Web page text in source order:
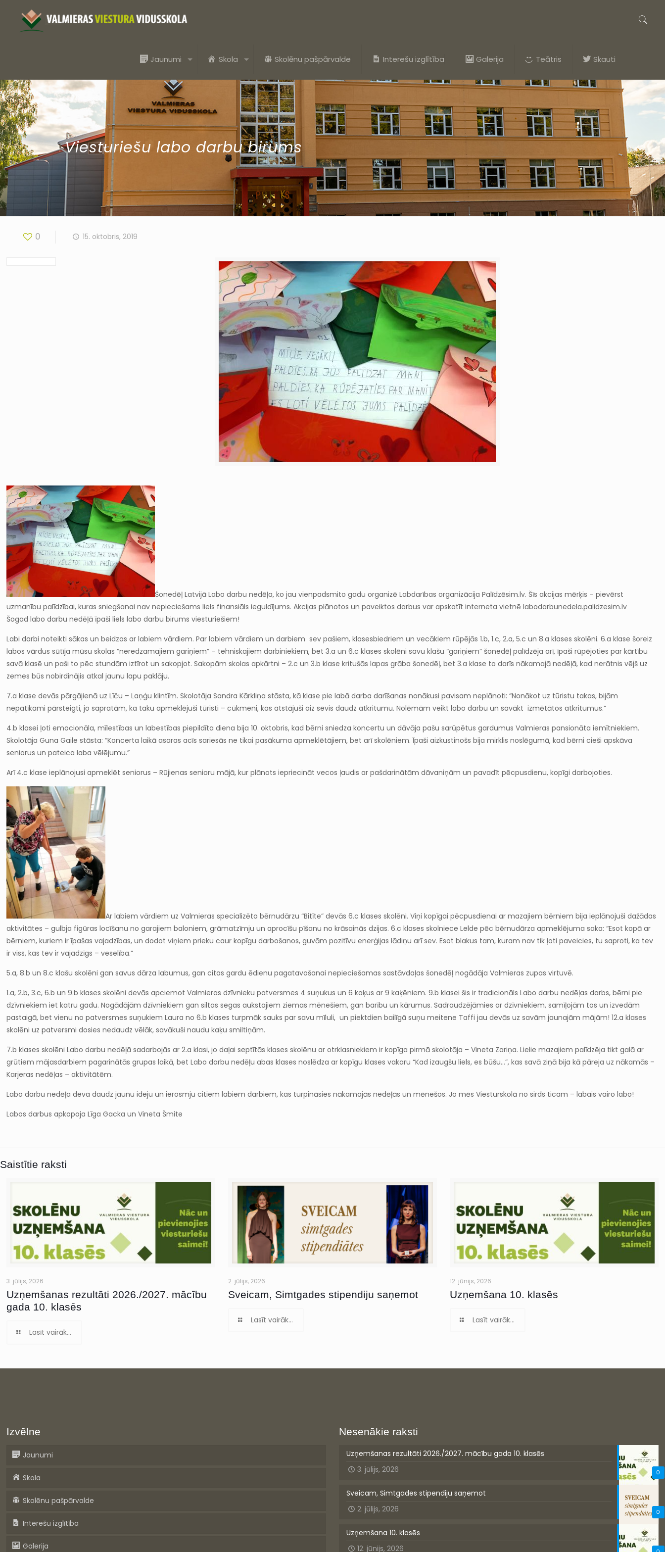
Jaunumi Skola Skolēnu pašpārvalde Interešu izglītība Galerija Teātris Skauti
Viesturiešu labo darbu birums
0 15. oktobris, 2019
Šonedēļ Latvijā Labo darbu nedēļa, ko jau vienpadsmito gadu organizē Labdarības organizācija Palīdzēsim.lv. Šīs akcijas mērķis – pievērst
uzmanību palīdzībai, kuras sniegšanai nav nepieciešams liels finansiāls ieguldījums. Akcijas plānotos un paveiktos darbus var apskatīt interneta vietnē labodarbunedela.palidzesim.lv
Šogad labo darbu nedēļā īpaši liels labo darbu birums viesturiešiem!
Labi darbi noteikti sākas un beidzas ar labiem vārdiem. Par labiem vārdiem un darbiem sev pašiem, klasesbiedriem un vecākiem rūpējās 1.b, 1.c, 2.a, 5.c un 8.a klases skolēni. 6.a klase šoreiz
labos vārdus sūtīja mūsu skolas “neredzamajiem gariņiem” – tehniskajiem darbiniekiem, bet 3.a un 6.c klases skolēni savu klašu “gariņiem” šonedēļ palīdzēja arī, īpaši rūpējoties par kārtību
savā klasē un paši to pēc stundām iztīrot un sakopjot. Sakopām skolas apkārtni – 2.c un 3.b klase kritušās lapas grāba šonedēļ, bet 3.a klase to darīs nākamajā nedēļā, kad nerātnis vējš uz
zemes būs nobirdinājis atkal jaunu lapu paklāju.
7.a klase devās pārgājienā uz Līču – Laņģu klintīm. Skolotāja Sandra Kārkliņa stāsta, kā klase pie labā darba darīšanas nonākusi pavisam neplānoti: “Nonākot uz tūristu takas, bijām
nepatīkami pārsteigti, jo sapratām, ka taku apmeklējuši tūristi – cūkmeni, kas atstājuši aiz sevis daudz atkritumu. Nolēmām veikt labo darbu un savākt izmētātos atkritumus.”
4.b klasei ļoti emocionāla, mīlestības un labestības piepildīta diena bija 10. oktobris, kad bērni sniedza koncertu un dāvāja pašu sarūpētus gardumus Valmieras pansionāta iemītniekiem.
Skolotāja Guna Gaile stāsta: “Koncerta laikā asaras acīs sariesās ne tikai pasākuma apmeklētājiem, bet arī skolēniem. Īpaši aizkustinošs bija mirklis noslēgumā, kad bērni cieši apskāva
seniorus un pateica laba vēlējumu.”
Arī 4.c klase ieplānojusi apmeklēt seniorus – Rūjienas senioru mājā, kur plānots iepriecināt vecos ļaudis ar pašdarinātām dāvaniņām un pavadīt pēcpusdienu, kopīgi darbojoties.
Ar labiem vārdiem uz Valmieras specializēto bērnudārzu “Bitīte” devās 6.c klases skolēni. Viņi kopīgai pēcpusdienai ar mazajiem bērniem bija ieplānojuši dažādas
aktivitātes – gulbja figūras locīšanu no garajiem baloniem, grāmatzīmju un aprocīšu pīšanu no krāsainās dzijas. 6.c klases skolniece Lelde pēc bērnudārza apmeklējuma saka: “Esot kopā ar
bērniem, kuriem ir īpašas vajadzības, un dodot viņiem prieku caur kopīgu darbošanos, guvām pozitīvu enerģijas lādiņu arī sev. Esot blakus tam, kuram nav tik ļoti paveicies, tu saproti, ka tev
ir viss, kas tev ir vajadzīgs – veselība.”
5.a, 8.b un 8.c klašu skolēni gan savus dārza labumus, gan citas gardu ēdienu pagatavošanai nepieciešamas sastāvdaļas šonedēļ nogādāja Valmieras zupas virtuvē.
1.a, 2.b, 3.c, 6.b un 9.b klases skolēni devās apciemot Valmieras dzīvnieku patversmes 4 suņukus un 6 kaķus ar 9 kaķēniem. 9.b klasei šis ir tradicionāls Labo darbu nedēļas darbs, bērni pie
dzīvniekiem iet katru gadu. Nogādājām dzīvniekiem gan siltas segas aukstajiem ziemas mēnešiem, gan barību un kārumus. Sadraudzējāmies ar dzīvniekiem, samīļojām tos un izvedām
pastaigā, bet vienu no patversmes suņukiem Laura no 6.b klases turpmāk sauks par savu mīluli, un piektdien bailīgā suņu meitene Taffi jau devās uz savām jaunajām mājām! 12.a klases
skolēni uz patversmi dosies nedaudz vēlāk, savākuši naudu kaķu smiltiņām.
7.b klases skolēni Labo darbu nedēļā sadarbojās ar 2.a klasi, jo daļai septītās klases skolēnu ar otrklasniekiem ir kopīga pirmā skolotāja – Vineta Zariņa. Lielie mazajiem palīdzēja tikt galā ar
grūtiem mājasdarbiem pagarinātās grupas laikā, bet Labo darbu nedēļu abas klases noslēdza ar kopīgu klases vakaru “Kad izaugšu liels, es būšu…”, kas savā ziņā bija kā pāreja uz nākamās –
Karjeras nedēļas – aktivitātēm.
Labo darbu nedēļa deva daudz jaunu ideju un ierosmju citiem labiem darbiem, kas turpināsies nākamajās nedēļās un mēnešos. Jo mēs Viesturskolā no sirds ticam – labais vairo labo!
Labos darbus apkopoja Līga Gacka un Vineta Šmite
Saistītie raksti
3. jūlijs, 2026
Uzņemšanas rezultāti 2026./2027. mācību
gada 10. klasēs
Lasīt vairāk...
2. jūlijs, 2026
Sveicam, Simtgades stipendiju saņemot
Lasīt vairāk...
12. jūnijs, 2026
Uzņemšana 10. klasēs
Lasīt vairāk...
Izvēlne
Jaunumi
Skola
Skolēnu pašpārvalde
Interešu izglītība
Galerija
Nesenākie raksti
0
Uzņemšanas rezultāti 2026./2027. mācību gada 10. klasēs
3. jūlijs, 2026
0
Sveicam, Simtgades stipendiju saņemot
2. jūlijs, 2026
Uzņemšana 10. klasēs
12. jūnijs, 2026